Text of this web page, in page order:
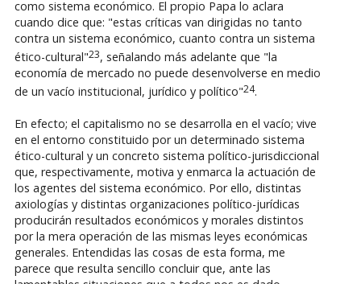
como sistema económico. El propio Papa lo aclara
cuando dice que: "estas críticas van dirigidas no tanto
contra un sistema económico, cuanto contra un sistema
ético-cultural"23, señalando más adelante que "la
economía de mercado no puede desenvolverse en medio
de un vacío institucional, jurídico y político"24.
En efecto; el capitalismo no se desarrolla en el vacío; vive
en el entorno constituido por un determinado sistema
ético-cultural y un concreto sistema político-jurisdiccional
que, respectivamente, motiva y enmarca la actuación de
los agentes del sistema económico. Por ello, distintas
axiologías y distintas organizaciones político-jurídicas
producirán resultados económicos y morales distintos
por la mera operación de las mismas leyes económicas
generales. Entendidas las cosas de esta forma, me
parece que resulta sencillo concluir que, ante las